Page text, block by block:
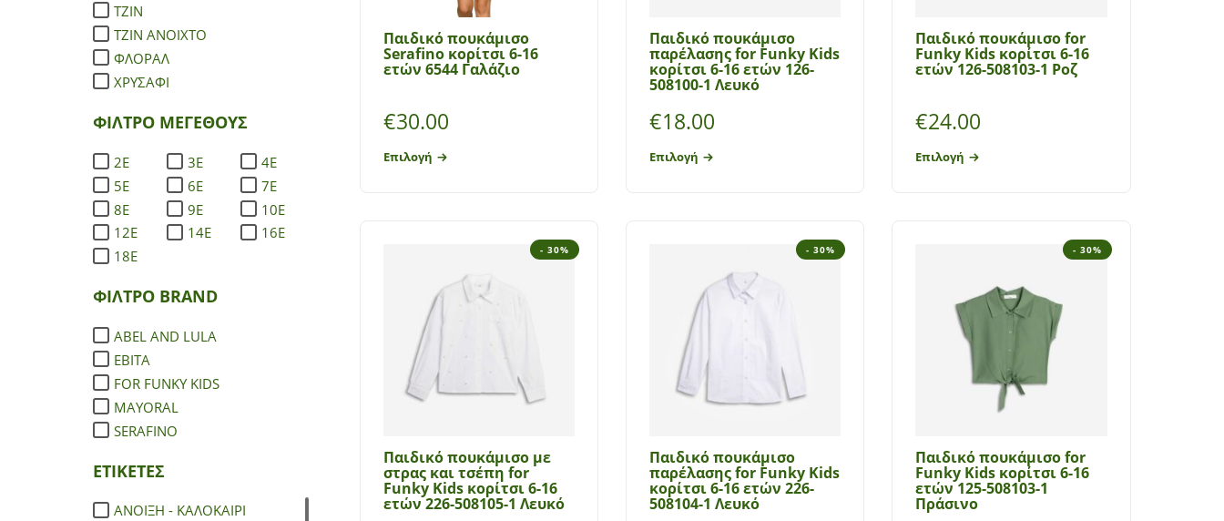
ΤΖΙΝ
ΤΖΙΝ ΑΝΟΙΧΤΟ
ΦΛΟΡΑΛ
ΧΡΥΣΑΦΙ
ΦΙΛΤΡΟ ΜΕΓΕΘΟΥΣ
2E 3E
4E
5E
6E
7E
8Ε
9E
10Ε
12Ε
14Ε
16Ε
18Ε
ΦΙΛΤΡΟ BRAND
ABEL AND LULA
EBITA
FOR FUNKY KIDS
MAYORAL
SERAFINO
ΕΤΙΚΕΤΕΣ
ΑΝΟΙΞΗ - ΚΑΛΟΚΑΙΡΙ
Παιδικό πουκάμισο
Serafino κορίτσι 6-16
ετών 6544 Γαλάζιο
€30.00
Επιλογή
Παιδικό πουκάμισο
παρέλασης for Funky Kids
κορίτσι 6-16 ετών 126-
508100-1 Λευκό
€18.00
Επιλογή
Παιδικό πουκάμισο for
Funky Kids κορίτσι 6-16
ετών 126-508103-1 Ροζ
€24.00
Επιλογή
- 30%
Παιδικό πουκάμισο με
στρας και τσέπη for
Funky Kids κορίτσι 6-16
ετών 226-508105-1 Λευκό
- 30%
Παιδικό πουκάμισο
παρέλασης for Funky Kids
κορίτσι 6-16 ετών 226-
508104-1 Λευκό
- 30%
Παιδικό πουκάμισο for
Funky Kids κορίτσι 6-16
ετών 125-508103-1
Πράσινο